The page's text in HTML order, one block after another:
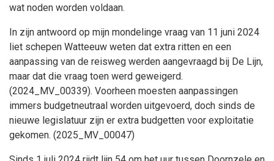
wat noden worden voldaan.
In zijn antwoord op mijn mondelinge vraag van 11 juni 2024
liet schepen Watteeuw weten dat extra ritten en een
aanpassing van de reisweg werden aangevraagd bij De Lijn,
maar dat die vraag toen werd geweigerd.
(2024_MV_00339). Voorheen moesten aanpassingen
immers budgetneutraal worden uitgevoerd, doch sinds de
nieuwe legislatuur zijn er extra budgetten voor exploitatie
gekomen. (2025_MV_00047)